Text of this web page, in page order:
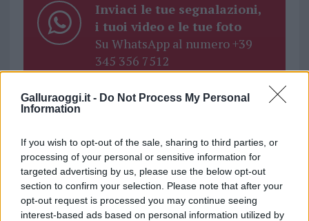
Galluraoggi.it - Do Not Process My Personal
Information
If you wish to opt-out of the sale, sharing to third parties, or
processing of your personal or sensitive information for
targeted advertising by us, please use the below opt-out
section to confirm your selection. Please note that after your
opt-out request is processed you may continue seeing
interest-based ads based on personal information utilized by
Inviaci le tue segnalazioni,
i tuoi video e le tue foto
Su WhatsApp al numero +39
345 356 7512
Entra nel canale telegram di
GalluraOggi.it